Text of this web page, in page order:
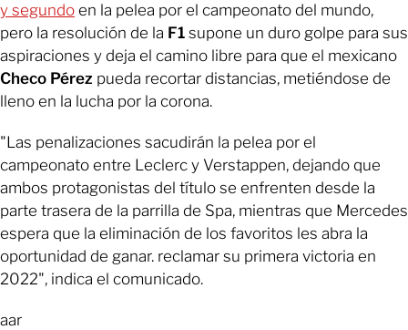
y segundo en la pelea por el campeonato del mundo,
pero la resolución de la F1 supone un duro golpe para sus
aspiraciones y deja el camino libre para que el mexicano
Checo Pérez pueda recortar distancias, metiéndose de
lleno en la lucha por la corona.
"Las penalizaciones sacudirán la pelea por el
campeonato entre Leclerc y Verstappen, dejando que
ambos protagonistas del título se enfrenten desde la
parte trasera de la parrilla de Spa, mientras que Mercedes
espera que la eliminación de los favoritos les abra la
oportunidad de ganar. reclamar su primera victoria en
2022", indica el comunicado.
aar